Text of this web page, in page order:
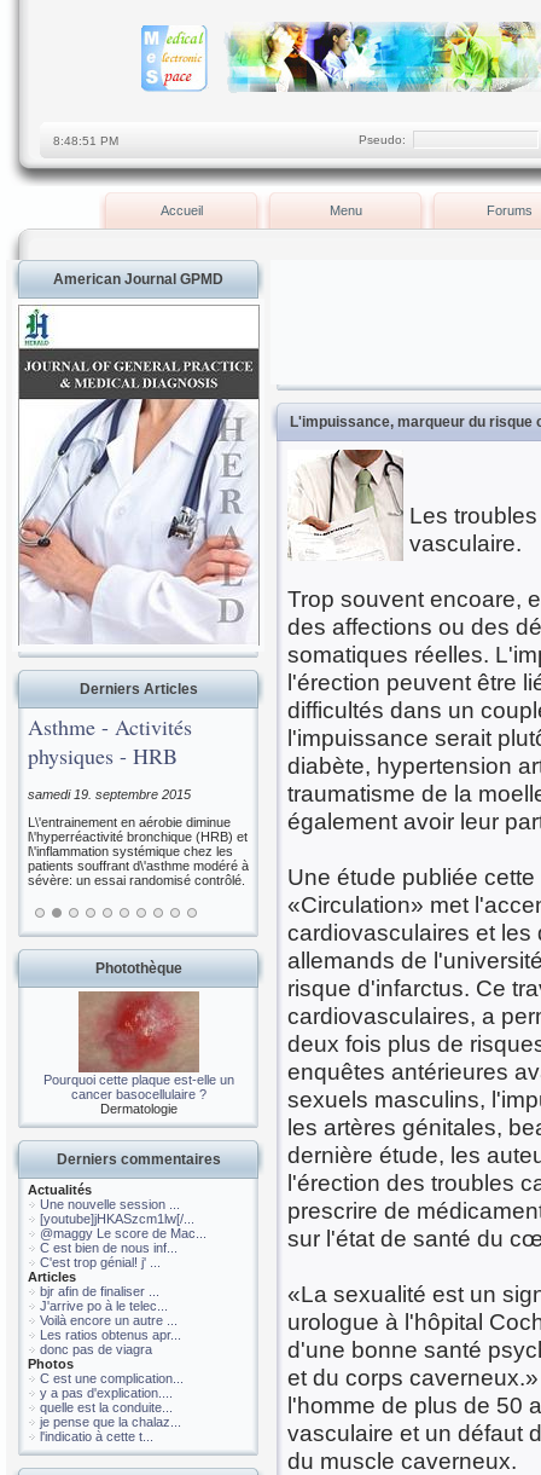
Pseudo:
Accueil Menu Forums
American Journal GPMD
Derniers Articles
Asthme - Activités
physiques - HRB
samedi 19. septembre 2015
L\'entrainement en aérobie diminue
l\'hyperréactivité bronchique (HRB) et
l\'inflammation systémique chez les
patients souffrant d\'asthme modéré à
sévère: un essai randomisé contrôlé.
Photothèque
Pourquoi cette plaque est-elle un
cancer basocellulaire ?
Dermatologie
Derniers commentaires
Actualités
Une nouvelle session ...
[youtube]jHKASzcm1lw[/...
@maggy Le score de Mac...
C est bien de nous inf...
C'est trop génial! j' ...
Articles
bjr afin de finaliser ...
J'arrive po à le telec...
Voilà encore un autre ...
Les ratios obtenus apr...
donc pas de viagra
Photos
C est une complication...
y a pas d'explication....
quelle est la conduite...
je pense que la chalaz...
l'indicatio à cette t...
L'impuissance, marqueur du risque
Les
vasculaire.
Trop souvent encoare,
des affections ou des
somatiques réelles.
l'érection peuvent être
difficultés dans un
l'impuissance serait
diabète, hypertension
traumatisme de la
également avoir leur
Une étude publiée
«Circulation» met
cardiovasculaires et les
allemands de
risque d'infarctus. Ce
cardiovasculaires, a
deux fois plus de
enquêtes antérieures
sexuels masculins,
les artères génitales,
dernière étude, les
l'érection des troubles
prescrire de
sur l'état de santé du
«La sexualité est un
urologue à l'hôpital
d'une bonne santé
et du corps
l'homme de plus de 50
vasculaire et un défaut
du muscle caverneux.